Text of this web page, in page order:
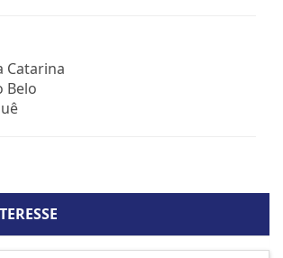
Catarina
Belo